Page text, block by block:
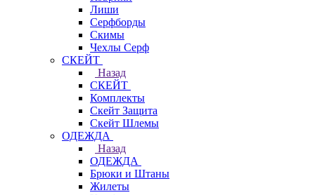
Лиши
Серфборды
Скимы
Чехлы Cерф
СКЕЙТ
Назад
СКЕЙТ
Комплекты
Скейт Защита
Скейт Шлемы
ОДЕЖДА
Назад
ОДЕЖДА
Брюки и Штаны
Жилеты